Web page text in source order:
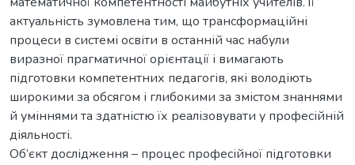
актуальність зумовлена тим, що трансформаційні
процеси в системі освіти в останній час набули
виразної прагматичної орієнтації і вимагають
підготовки компетентних педагогів, які володіють
широкими за обсягом і глибокими за змістом знаннями
й уміннями та здатністю їх реалізовувати у професійній
діяльності.
Об’єкт дослідження – процес професійної підготовки